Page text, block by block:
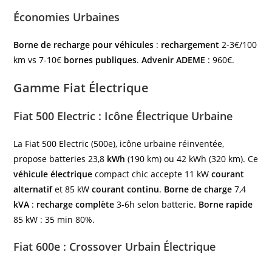
Économies Urbaines
Borne de recharge pour véhicules : rechargement 2-3€/100
km vs 7-10€ bornes publiques.Advenir ADEME : 960€.
Gamme Fiat Électrique
Fiat 500 Electric : Icône Électrique Urbaine
La Fiat 500 Electric (500e), icône urbaine réinventée,
propose batteries 23,8 kWh (190 km) ou 42 kWh (320 km). Ce
véhicule électrique compact chic accepte 11 kWcourant
alternatifet 85 kWcourant continu. Borne de charge 7,4
kVA : recharge complète 3-6h selon batterie. Borne rapide
85 kW : 35 min 80%.
Fiat 600e : Crossover Urbain Électrique